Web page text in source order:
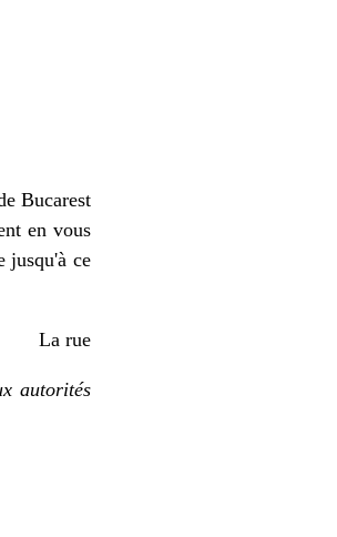
Bucarest
en vous
jusqu'à ce
La rue
autorités